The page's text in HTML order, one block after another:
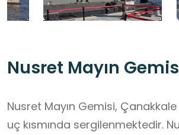
Nusret Mayın
Nusret Mayın Gemisi,
uç kısmında sergilenmektedir. Nusret Mayın